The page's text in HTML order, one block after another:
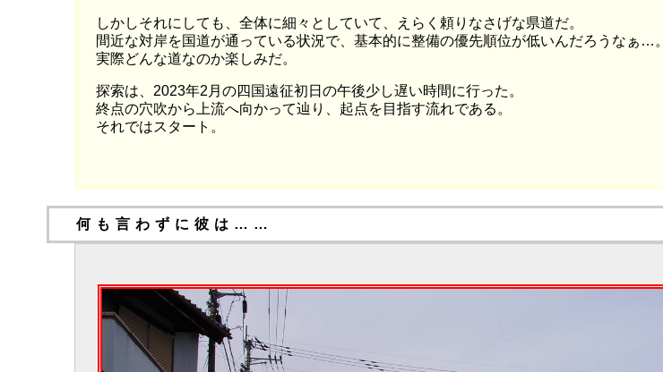
しかしそれにしても、全体に細々としていて、えらく頼りなさげな県道だ。
間近な対岸を国道が通っている状況で、基本的に整備の優先順位が低いんだろうなぁ…。
実際どんな道なのか楽しみだ。
探索は、2023年2月の四国遠征初日の午後少し遅い時間に行った。
終点の穴吹から上流へ向かって辿り、起点を目指す流れである。
それではスタート。
何も言わずに彼は……